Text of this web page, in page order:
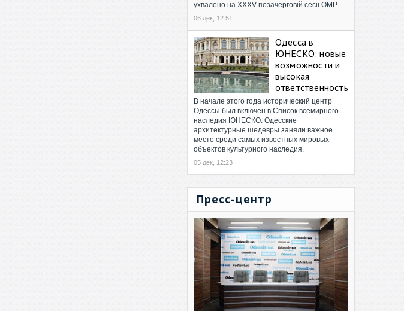
ухвалено на XXXV позачерговій сесії ОМР.
06 дек, 12:51
Одесса в
ЮНЕСКО: новые
возможности и
высокая
ответственность
В начале этого года исторический центр
Одессы был включен в Список всемирного
наследия ЮНЕСКО. Одесские
архитектурные шедевры заняли важное
место среди самых известных мировых
объектов культурного наследия.
05 дек, 12:23
Пресс-центр